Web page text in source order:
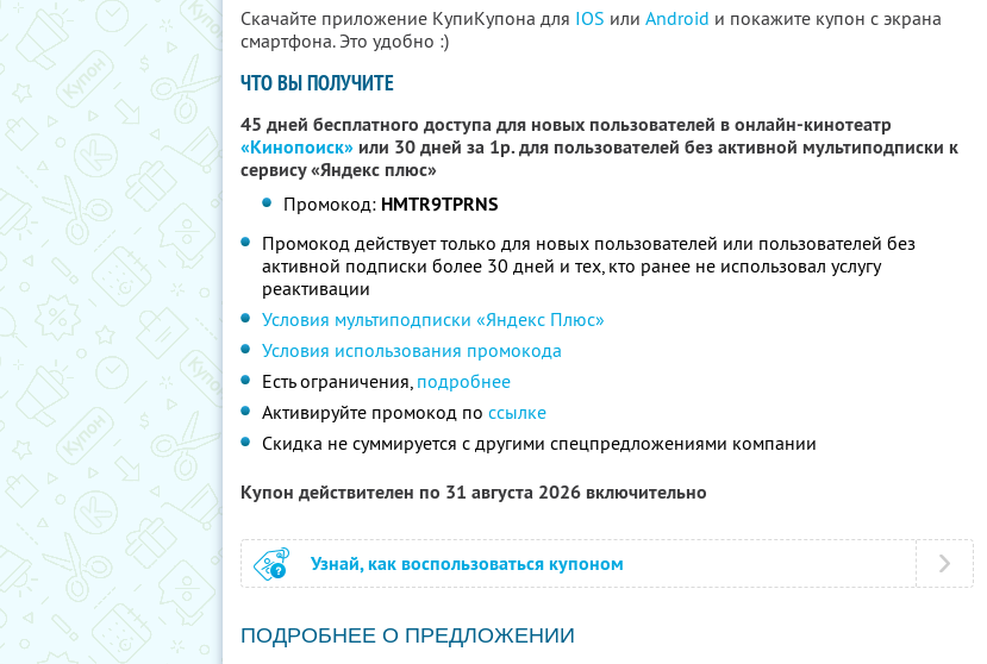
Скачайте приложение КупиКупона для IOS или Android и покажите купон с экрана
смартфона. Это удобно :)
ЧТО ВЫ ПОЛУЧИТЕ
45 дней бесплатного доступа для новых пользователей в онлайн-кинотеатр
«Кинопоиск» или 30 дней за 1р. для пользователей без активной мультиподписки к
сервису «Яндекс плюс»
Промокод: HMTR9TPRNS
Промокод действует только для новых пользователей или пользователей без
активной подписки более 30 дней и тех, кто ранее не использовал услугу
реактивации
Условия мультиподписки «Яндекс Плюс»
Условия использования промокода
Есть ограничения, подробнее
Активируйте промокод по ссылке
Скидка не суммируется с другими спецпредложениями компании
Купон действителен по 31 августа 2026 включительно
Узнай, как воспользоваться купоном
ПОДРОБНЕЕ О ПРЕДЛОЖЕНИИ